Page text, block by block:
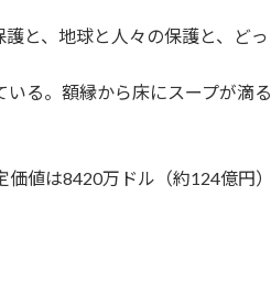
と、地球と人々の保護と、ど
る。額縁から床にスープが滴
値は8420万ドル（約124億円